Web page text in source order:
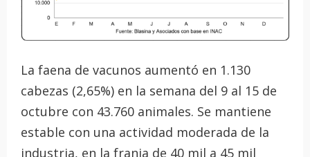
La faena de vacunos aumentó en 1.130
cabezas (2,65%) en la semana del 9 al 15 de
octubre con 43.760 animales. Se mantiene
estable con una actividad moderada de la
industria, en la franja de 40 mil a 45 mil